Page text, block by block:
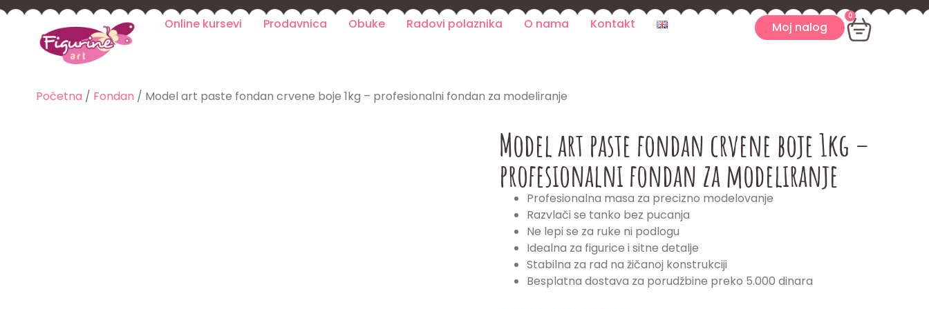
Online kursevi Prodavnica Obuke Radovi polaznika O nama Kontakt Moj nalog
0
Početna / Fondan / Model art paste fondan crvene boje 1kg – profesionalni fondan za modeliranje
Model art paste fondan crvene boje 1kg –
profesionalni fondan za modeliranje
Profesionalna masa za precizno modelovanje
Razvlači se tanko bez pucanja
Ne lepi se za ruke ni podlogu
Idealna za figurice i sitne detalje
Stabilna za rad na žičanoj konstrukciji
Besplatna dostava za porudžbine preko 5.000 dinara